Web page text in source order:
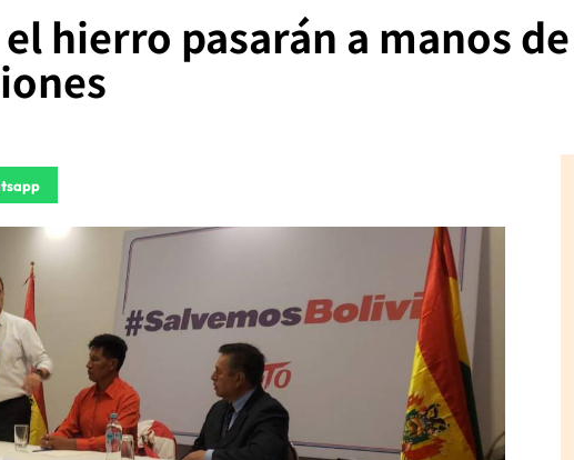
hierro pasarán a manos